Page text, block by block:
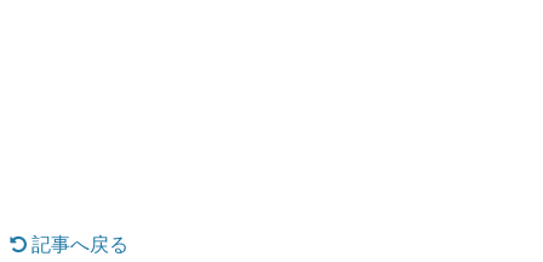
記事へ戻る